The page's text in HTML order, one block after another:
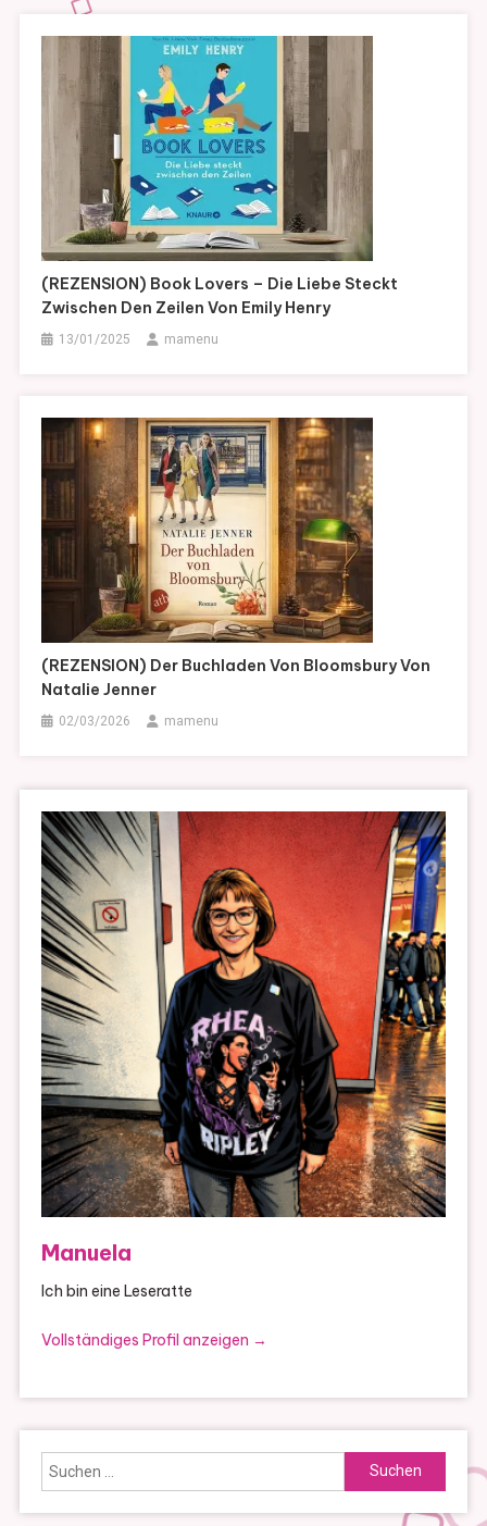
(REZENSION) Book Lovers – Die Liebe Steckt
Zwischen Den Zeilen Von Emily Henry
13/01/2025 mamenu
(REZENSION) Der Buchladen Von Bloomsbury Von
Natalie Jenner
02/03/2026 mamenu
Manuela
Ich bin eine Leseratte
Vollständiges Profil anzeigen →
Suchen
nach: